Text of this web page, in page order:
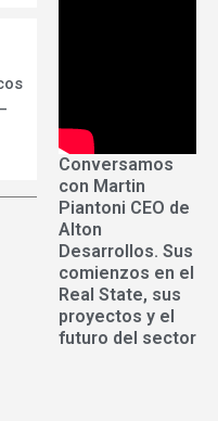
Conversamos
con Martin
Piantoni CEO de
Alton
Desarrollos. Sus
comienzos en el
Real State, sus
proyectos y el
futuro del sector